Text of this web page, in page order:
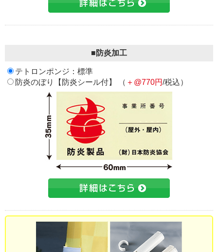
■防炎加工
テトロンポンジ：標準
防炎のぼり【防炎シール付】 （ ＋@770円/税込）